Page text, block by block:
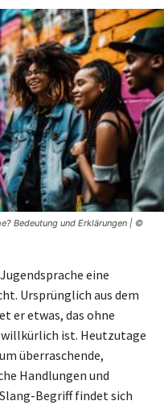
Bedeutung und Erklärungen | ©
eine
Ursprünglich aus dem
er etwas, das ohne
ist. Heutzutage
überraschende,
Handlungen und
Begriff findet sich